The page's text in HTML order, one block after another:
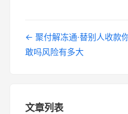
← 聚付解冻通·替别人收款
敢吗风险有多大
文章列表